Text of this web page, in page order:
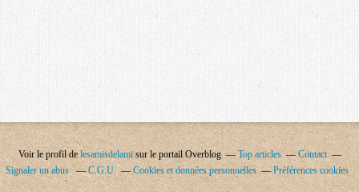
Voir le profil de lesamisdelamisur le portail Overblog Top articles
Contact
Signaler un abus
C.G.U. Cookies et données personnelles Préférences cookies